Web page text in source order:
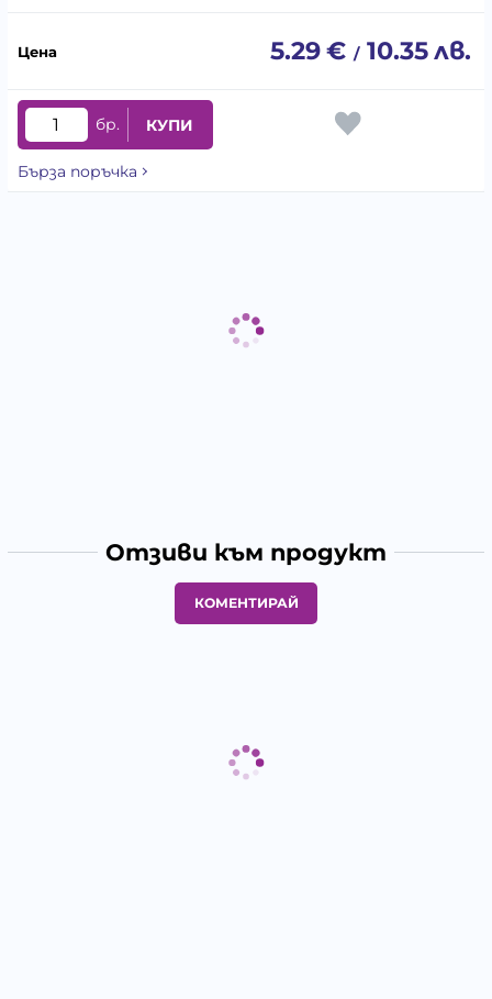
5.29€ / 10.35лв.
бр. КУПИ
Бърза поръчка
Отзиви към продукт
КОМЕНТИРАЙ